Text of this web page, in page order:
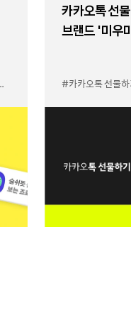
카카오톡 선
브랜드 '미우
#카카오톡 선물